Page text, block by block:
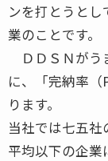
ンを打とうと
業のことです。
ＤＤＳＮがう
に、「完納率
ります。
当社では七五
平均以下の企業